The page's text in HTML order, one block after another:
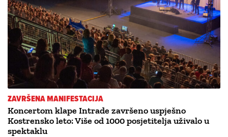
ZAVRŠENA MANIFESTACIJA
Koncertom klape Intrade završeno uspješno
Kostrensko leto: Više od 1000 posjetitelja uživalo u
spektaklu